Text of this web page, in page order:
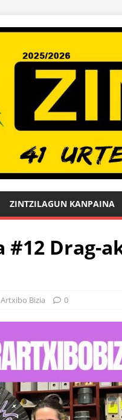
ZINTZILAGUN KANPAINA
Drag-
Bizia 0